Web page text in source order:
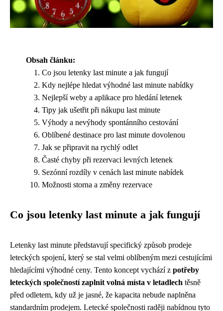
Obsah článku:
Co jsou letenky last minute a jak fungují
Kdy nejlépe hledat výhodné last minute nabídky
Nejlepší weby a aplikace pro hledání letenek
Tipy jak ušetřit při nákupu last minute
Výhody a nevýhody spontánního cestování
Oblíbené destinace pro last minute dovolenou
Jak se připravit na rychlý odlet
Časté chyby při rezervaci levných letenek
Sezónní rozdíly v cenách last minute nabídek
Možnosti storna a změny rezervace
Co jsou letenky last minute a jak fungují
Letenky last minute představují specifický způsob prodeje
leteckých spojení, který se stal velmi oblíbeným mezi cestujícími
hledajícími výhodné ceny. Tento koncept vychází z potřeby
leteckých společností zaplnit volná místa v letadlech těsně
před odletem, kdy už je jasné, že kapacita nebude naplněna
standardním prodejem. Letecké společnosti raději nabídnou tyto